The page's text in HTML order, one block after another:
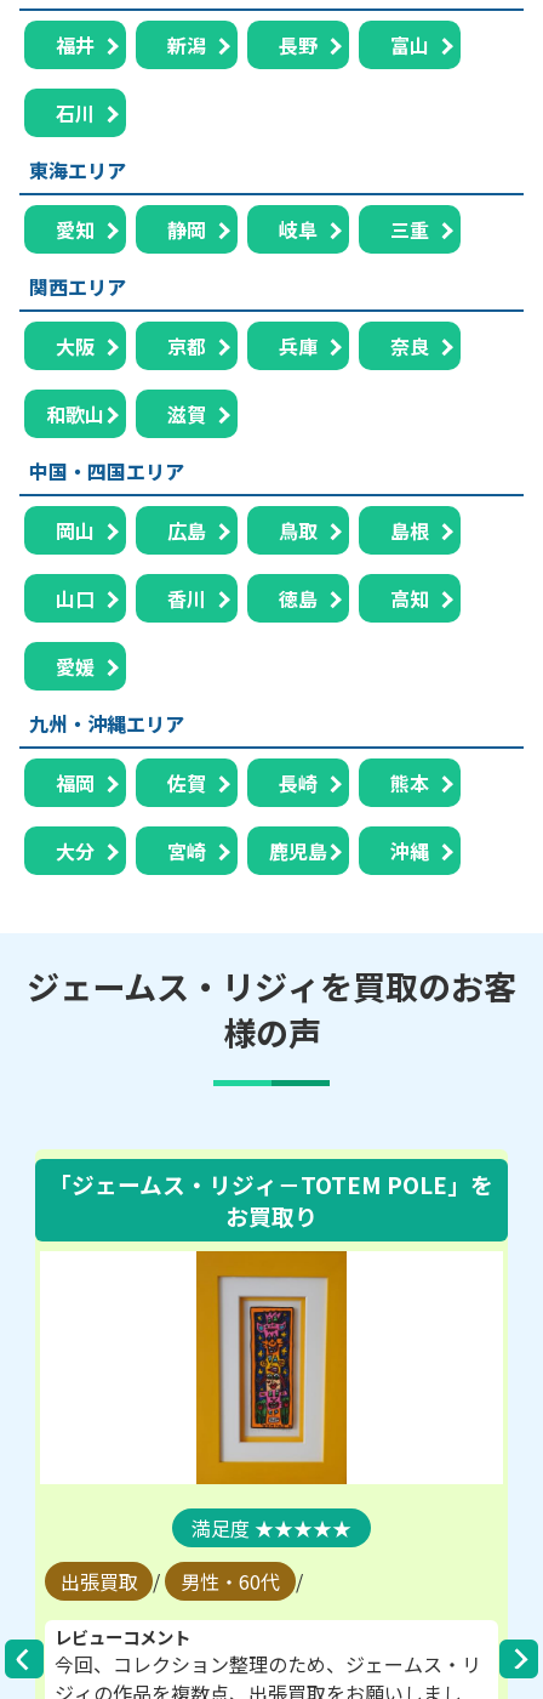
福井 新潟 長野 富山
石川
東海エリア
愛知 静岡 岐阜
三重
関西エリア
大阪 京都 兵庫 奈良
和歌山
滋賀
中国・四国エリア
岡山 広島 鳥取 島根
山口 香川 徳島 高知
愛媛
九州・沖縄エリア
福岡 佐賀 長崎 熊本
大分 宮崎 鹿児島 沖縄
ジェームス・リジィを買取のお客
様の声
「ジェームス・リジィ－TOTEM POLE」 を
お買取り
★★★★★
出張買取 / 男性・60代 /
レビューコメント
今回、コレクション整理のため、ジェームス・リ